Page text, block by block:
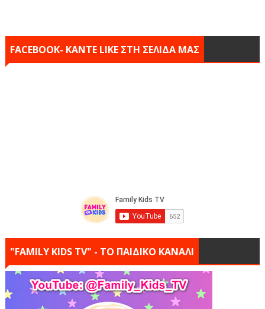
FACEBOOK- KANTE LIKE ΣΤΗ ΣΕΛΙΔΑ ΜΑΣ
"FAMILY KIDS TV" - ΤΟ ΠΑΙΔΙΚΟ ΚΑΝΑΛΙ